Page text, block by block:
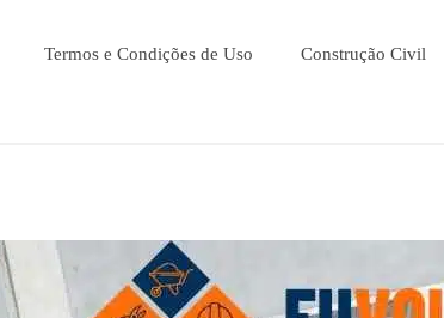
Termos e Condições de Uso Construção Civil